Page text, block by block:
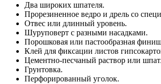
Два широких шпателя.
Прорезиненное ведро и дрель со
Отвес или длинный уровень.
Шуруповерт с разными насадками.
Порошковая или пастообразная
Клей для фиксации листов
Цементно-песчаный раствор или
Грунтовка.
Перфорированный уголок.